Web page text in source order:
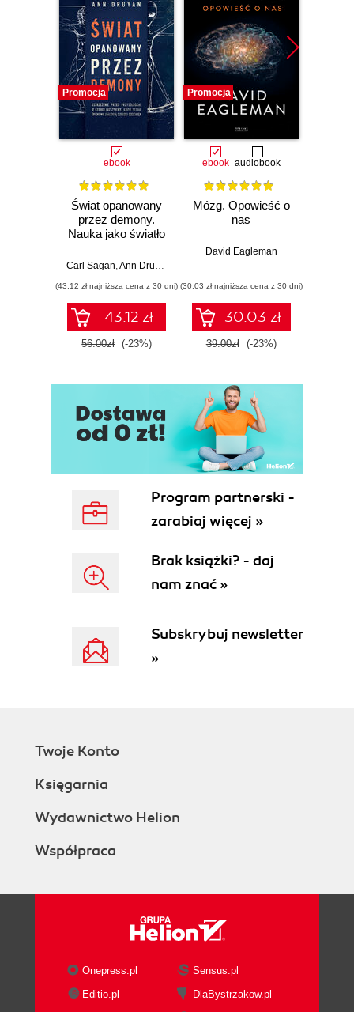
Tunele czasoprzestrzenne i podróże w czasie
Siły przyrody i unifikacja fizyki
Zakończenie
Albert Einstein
Galileusz
Isaac Newton
O autorach
Promocja
ebook
Świat opanowany
przez demony.
Nauka jako światło
Carl Sagan Ann Druyan
(43,12 zł najniższa cena z 30 dni)
43.12 zł
56.00zł (-23%)
Promocja
ebook audiobook
Mózg. Opowieść o
nas
David Eagleman
(30,03 zł najniższa cena z 30 dni)
30.03 zł
39.00zł (-23%)
Program partnerski -
zarabiaj więcej »
Brak książki? - daj
nam znać »
Subskrybuj newsletter
»
Twoje Konto
Księgarnia
Wydawnictwo Helion
Współpraca
Onepress.pl
Sensus.pl
Editio.pl
DlaBystrzakow.pl